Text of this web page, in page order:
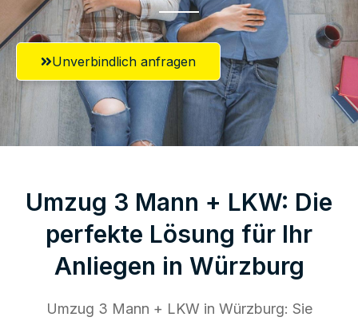
Unverbindlich anfragen
Umzug 3 Mann + LKW: Die
perfekte Lösung für Ihr
Anliegen in Würzburg
Umzug 3 Mann + LKW in Würzburg: Sie